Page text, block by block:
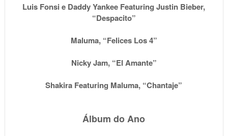
Luis Fonsi e Daddy Yankee Featuring Justin Bieber,
“Despacito”
Maluma, “Felices Los 4”
Nicky Jam, “El Amante”
Shakira Featuring Maluma, “Chantaje”
Álbum do Ano